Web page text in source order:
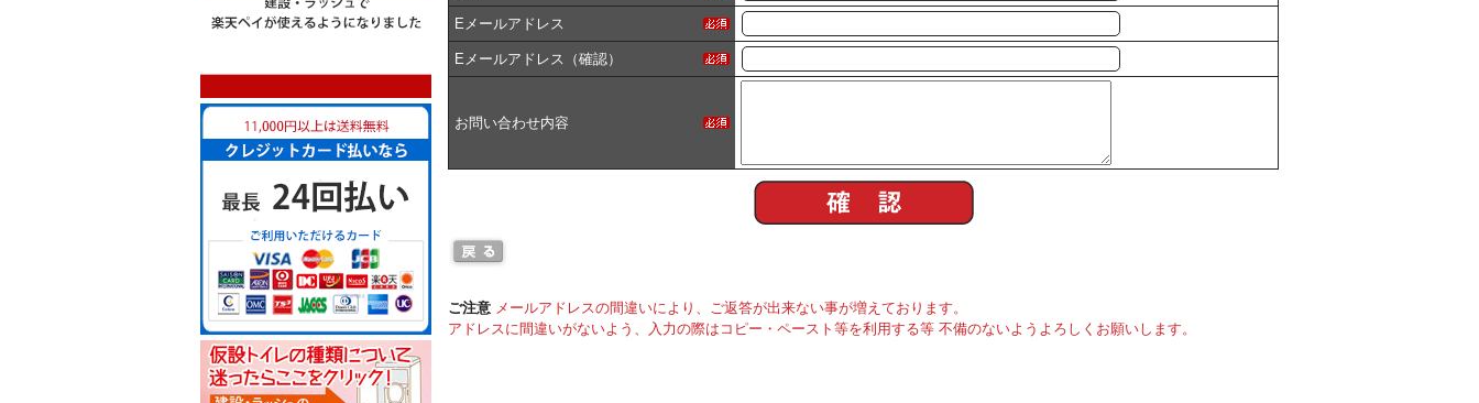
Eメールアドレス
Eメールアドレス（確認）
お問い合わせ内容
ご注意 メールアドレスの間違いにより、ご返答が出来ない事が増えております。
アドレスに間違いがないよう、入力の際はコピー・ペースト等を利用する等 不備のないようよろしくお願いします。